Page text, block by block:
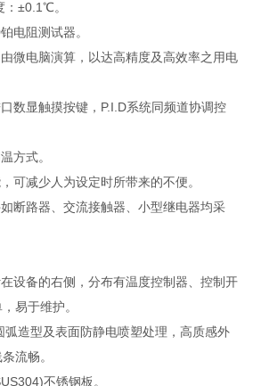
±0.1℃。
电阻测试器。
微电脑演算，以达高精度及高效率之用电
数显触摸按键，P.I.D系统同频道协调控
方式。
可减少人为设定时所带来的不便。
断路器、交流接触器、小型继电器均采
设备的右侧，分布有温度控制器、控制开
易于维护。
弧造型及表面防静电喷塑处理，高质感外
流畅。
不锈钢板。